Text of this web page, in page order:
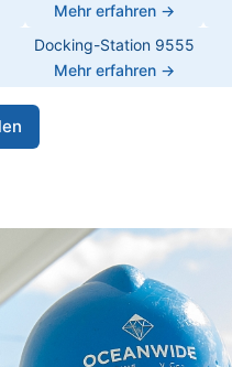
Mehr erfahren →
Docking-Station 9555
Mehr erfahren →